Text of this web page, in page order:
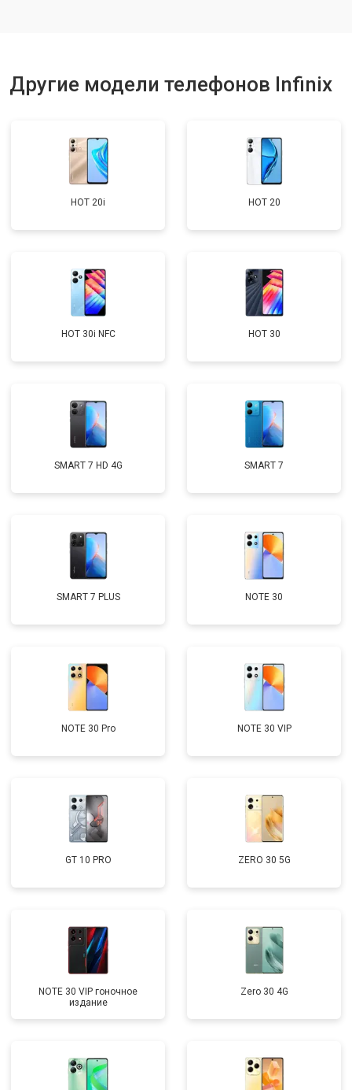
Другие модели телефонов Infinix
HOT 20i HOT 20
HOT 30i NFC HOT 30
SMART 7 HD 4G SMART 7
SMART 7 PLUS NOTE 30
NOTE 30 Pro NOTE 30 VIP
GT 10 PRO ZERO 30 5G
NOTE 30 VIP гоночное
издание
Zero 30 4G